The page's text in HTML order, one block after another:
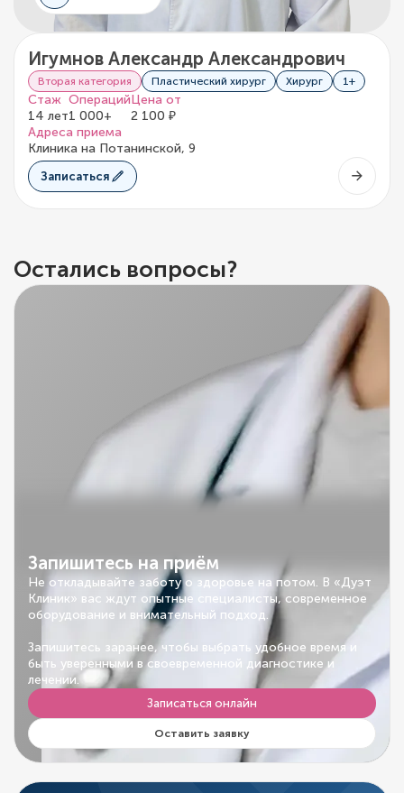
Игумнов Александр Александрович
Вторая категория Пластический хирург Хирург 1+
Стаж
14 лет
Операций
1 000+
Цена от
2 100 ₽
Адреса приема
Клиника на Потанинской, 9
Записаться
Остались вопросы?
Запишитесь на приём
Не откладывайте заботу о здоровье на потом. В «Дуэт
Клиник» вас ждут опытные специалисты, современное
оборудование и внимательный подход.
Запишитесь заранее, чтобы выбрать удобное время и
быть уверенными в своевременной диагностике и
лечении.
Записаться онлайн
Оставить заявку